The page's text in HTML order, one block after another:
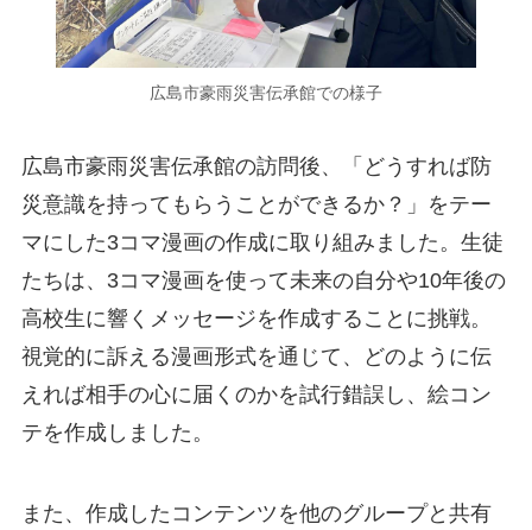
広島市豪雨災害伝承館での様子
広島市豪雨災害伝承館の訪問後、「どうすれば防
災意識を持ってもらうことができるか？」をテー
マにした3コマ漫画の作成に取り組みました。生徒
たちは、3コマ漫画を使って未来の自分や10年後の
高校生に響くメッセージを作成することに挑戦。
視覚的に訴える漫画形式を通じて、どのように伝
えれば相手の心に届くのかを試行錯誤し、絵コン
テを作成しました。
また、作成したコンテンツを他のグループと共有